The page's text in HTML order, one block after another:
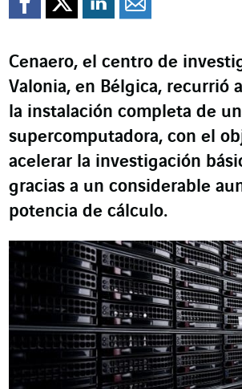
Cenaero, el centro de
Valonia, en Bélgica, recurrió
la instalación completa de
supercomputadora, con el
acelerar la investigación
gracias a un considerable
potencia de cálculo.